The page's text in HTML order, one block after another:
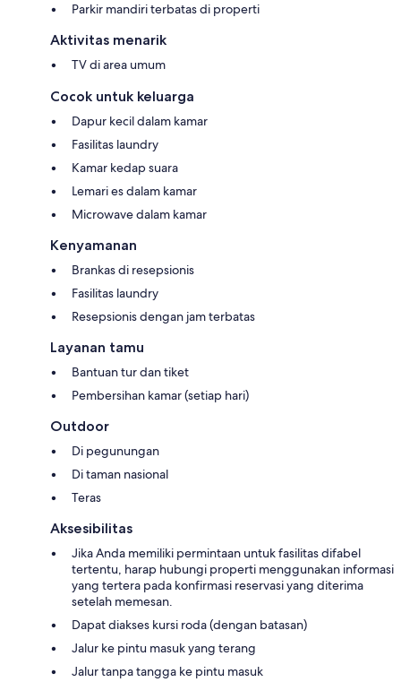
Parkir mandiri terbatas di properti
Aktivitas menarik
TV di area umum
Cocok untuk keluarga
Dapur kecil dalam kamar
Fasilitas laundry
Kamar kedap suara
Lemari es dalam kamar
Microwave dalam kamar
Kenyamanan
Brankas di resepsionis
Fasilitas laundry
Resepsionis dengan jam terbatas
Layanan tamu
Bantuan tur dan tiket
Pembersihan kamar (setiap hari)
Outdoor
Di pegunungan
Di taman nasional
Teras
Aksesibilitas
Jika Anda memiliki permintaan untuk fasilitas difabel
tertentu, harap hubungi properti menggunakan informasi
yang tertera pada konfirmasi reservasi yang diterima
setelah memesan.
Dapat diakses kursi roda (dengan batasan)
Jalur ke pintu masuk yang terang
Jalur tanpa tangga ke pintu masuk